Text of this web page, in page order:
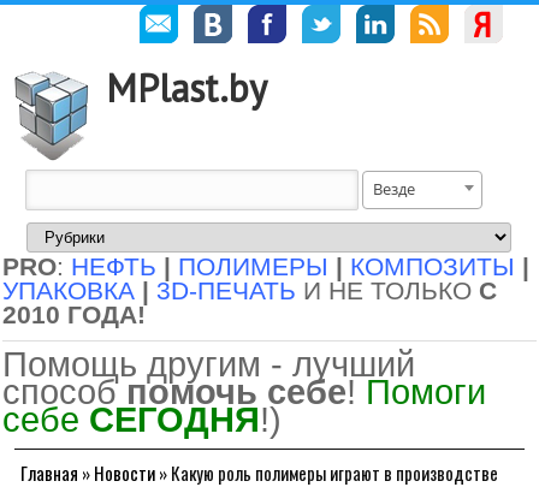
MPlast.by
Везде
PRO: НЕФТЬ | ПОЛИМЕРЫ | КОМПОЗИТЫ |
УПАКОВКА | 3D-ПЕЧАТЬ И НЕ ТОЛЬКО С
2010 ГОДА!
Помощь другим - лучший
способ помочь себе! Помоги
себе СЕГОДНЯ!)
Главная »Новости»Какую роль полимеры играют в производстве